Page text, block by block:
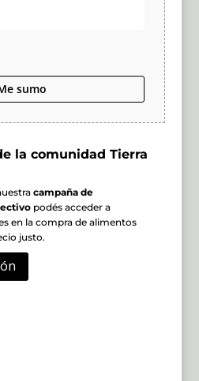
sumo
la comunidad Tierra
campaña de
podés acceder a
en la compra de alimentos
justo.